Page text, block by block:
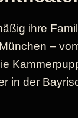
ihre
–
in der